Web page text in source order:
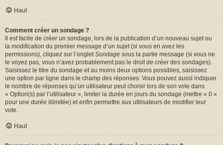
Haut
Comment créer un sondage ?
Il est facile de créer un sondage, lors de la publication d’un nouveau sujet ou
la modification du premier message d’un sujet (si vous en avez les
permissions), cliquez sur l’ongletSondage sous la partie message (si vous ne
le voyez pas, vous n’avez probablement pas le droit de créer des sondages).
Saisissez le titre du sondage et au moins deux options possibles, saisissez
une option par ligne dans le champ des réponses. Vous pouvez aussi indiquer
le nombre de réponses qu’un utilisateur peut choisir lors de son vote dans
« Option(s) par l’utilisateur », limiter la durée en jours du sondage (mettre « 0 »
pour une durée illimitée) et enfin permettre aux utilisateurs de modifier leur
vote.
Haut